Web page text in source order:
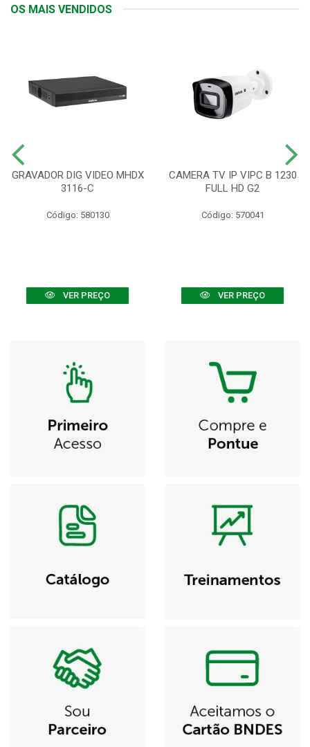
OS MAIS VENDIDOS
GRAVADOR DIG VIDEO MHDX
3116-C
Código: 580130
VER PREÇO
CAMERA TV IP VIPC B 1230
FULL HD G2
Código: 570041
VER PREÇO